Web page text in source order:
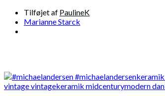
Tilføjet af PaulineK
Marianne Starck